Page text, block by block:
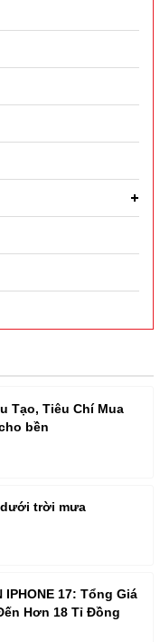
Tạo, Tiêu Chí Mua
bền
trời mưa
IPHONE 17: Tổng Giá
Hơn 18 Tỉ Đồng